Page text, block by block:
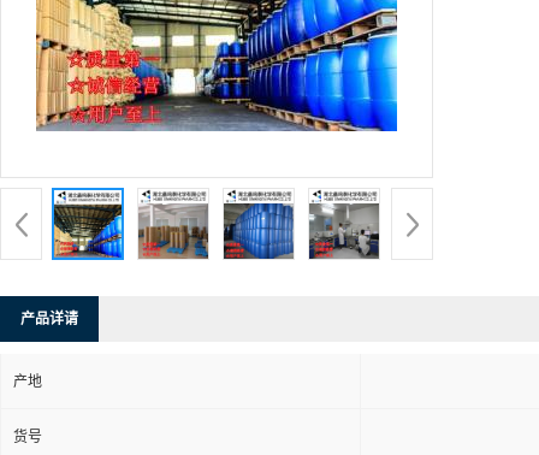
产品详请
产地
货号